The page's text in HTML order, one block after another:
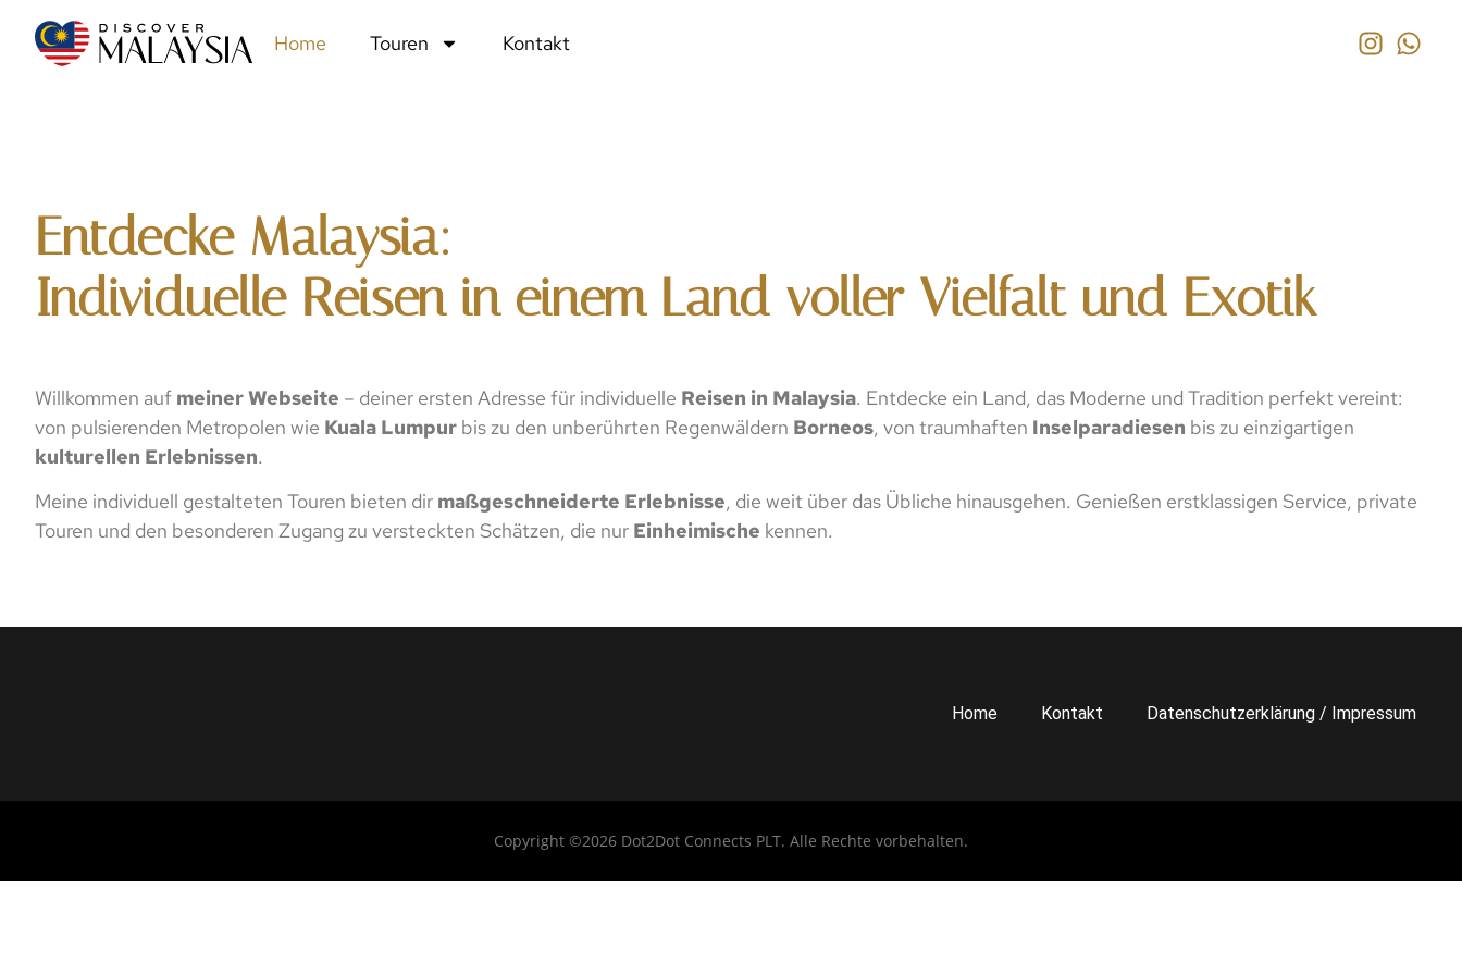
Home Touren Kontakt
Entdecke Malaysia:
Individuelle Reisen in einem Land voller Vielfalt und Exotik
Willkommen auf meiner Webseite – deiner ersten Adresse für individuelle Reisen in Malaysia. Entdecke ein Land, das Moderne und Tradition perfekt vereint:
von pulsierenden Metropolen wie Kuala Lumpur bis zu den unberührten Regenwäldern Borneos, von traumhaften Inselparadiesen bis zu einzigartigen
kulturellen Erlebnissen.
Meine individuell gestalteten Touren bieten dir maßgeschneiderte Erlebnisse, die weit über das Übliche hinausgehen. Genießen erstklassigen Service, private
Touren und den besonderen Zugang zu versteckten Schätzen, die nur Einheimische kennen.
Home Kontakt Datenschutzerklärung / Impressum
Copyright ©2026 Dot2Dot Connects PLT. Alle Rechte vorbehalten.